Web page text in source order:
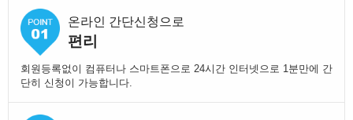
온라인 간단신청으로
편리
회원등록없이 컴퓨터나 스마트폰으로 24시간 인터넷으로 1분만에 간
단히 신청이 가능합니다.